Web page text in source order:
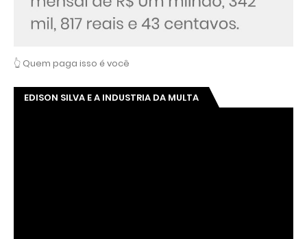
👆 Quem paga isso é você
EDISON SILVA E A INDUSTRIA DA MULTA